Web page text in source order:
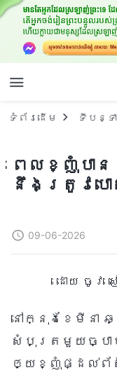
ទំព័រ​ដើម ទីបន្ទ
ពេលខ្ញុំប
នឹងត្រូវបោ
09-06-2026
ដោយ ចូវ
នៅក្នុងខែមីនា
សំបុត្រមួយច្ប
ឲ្យខ្ញុំផ្ដល់ព័